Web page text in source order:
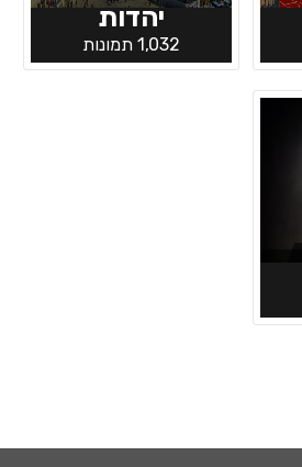
יהדות
1,032 תמונות